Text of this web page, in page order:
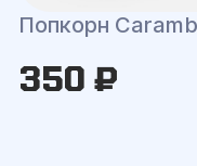
Попкорн
350 ₽